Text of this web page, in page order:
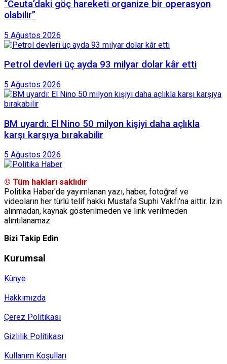
“Ceuta’daki göç hareketi organize bir operasyon
olabilir”
5 Ağustos 2026
Petrol devleri üç ayda 93 milyar dolar kâr etti
5 Ağustos 2026
BM uyardı: El Nino 50 milyon kişiyi daha açlıkla
karşı karşıya bırakabilir
5 Ağustos 2026
© Tüm hakları saklıdır
Politika Haber'de yayımlanan yazı, haber, fotoğraf ve
videoların her türlü telif hakkı Mustafa Suphi Vakfı'na aittir. İzin
alınmadan, kaynak gösterilmeden ve link verilmeden
alıntılanamaz.
Bizi Takip Edin
Kurumsal
Künye
Hakkımızda
Çerez Politikası
Gizlilik Politikası
Kullanım Koşulları